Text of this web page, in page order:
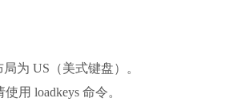
为 US（美式键盘）。
用 loadkeys 命令。